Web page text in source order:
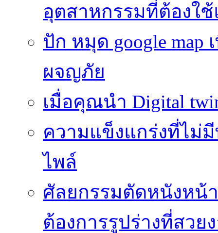
อุตสาหกรรมที่ต้องใช้
ปัก หมุด google map
ผจญภัย
เมื่อคุณนำ Digital
ความแข็งแกร่งที่ไม่
ไพล์
ศัลยกรรมตัดหนังหน้
ต้องการรูปร่างที่สวย